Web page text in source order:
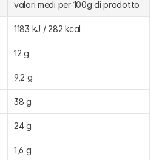
valori medi per 100g di prodotto
1183 kJ / 282 kcal
12 g
9,2 g
38 g
24 g
1,6 g